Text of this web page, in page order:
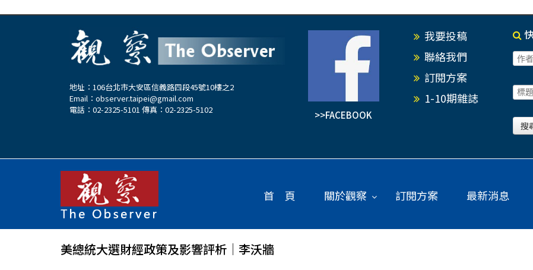
地址：106台北市大安區信義路四段45號10樓之2
Email： observer.taipei@gmail.com
電話：02-2325-5101 傳真：02-2325-5102
>>FACEBOOK
我要投稿
聯絡我們
訂閱方案
1-10期雜誌
首 頁 關於觀察 訂閱方案 最新消息
美總統大選財經政策及影響評析│李沃牆